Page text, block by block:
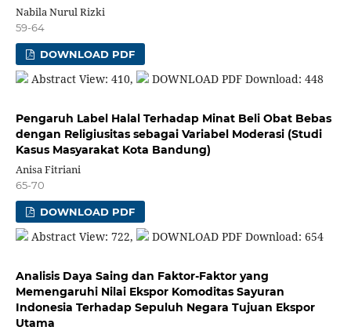
Nabila Nurul Rizki
59-64
DOWNLOAD PDF
Abstract View: 410, DOWNLOAD PDF Download: 448
Pengaruh Label Halal Terhadap Minat Beli Obat Bebas
dengan Religiusitas sebagai Variabel Moderasi (Studi
Kasus Masyarakat Kota Bandung)
Anisa Fitriani
65-70
DOWNLOAD PDF
Abstract View: 722, DOWNLOAD PDF Download: 654
Analisis Daya Saing dan Faktor-Faktor yang
Memengaruhi Nilai Ekspor Komoditas Sayuran
Indonesia Terhadap Sepuluh Negara Tujuan Ekspor
Utama